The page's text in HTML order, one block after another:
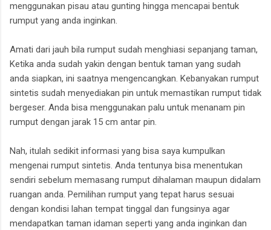
menggunakan pisau atau gunting hingga mencapai bentuk
rumput yang anda inginkan.
Amati dari jauh bila rumput sudah menghiasi sepanjang taman,
Ketika anda sudah yakin dengan bentuk taman yang sudah
anda siapkan, ini saatnya mengencangkan. Kebanyakan rumput
sintetis sudah menyediakan pin untuk memastikan rumput tidak
bergeser. Anda bisa menggunakan palu untuk menanam pin
rumput dengan jarak 15 cm antar pin.
Nah, itulah sedikit informasi yang bisa saya kumpulkan
mengenai rumput sintetis. Anda tentunya bisa menentukan
sendiri sebelum memasang rumput dihalaman maupun didalam
ruangan anda. Pemilihan rumput yang tepat harus sesuai
dengan kondisi lahan tempat tinggal dan fungsinya agar
mendapatkan taman idaman seperti yang anda inginkan dan